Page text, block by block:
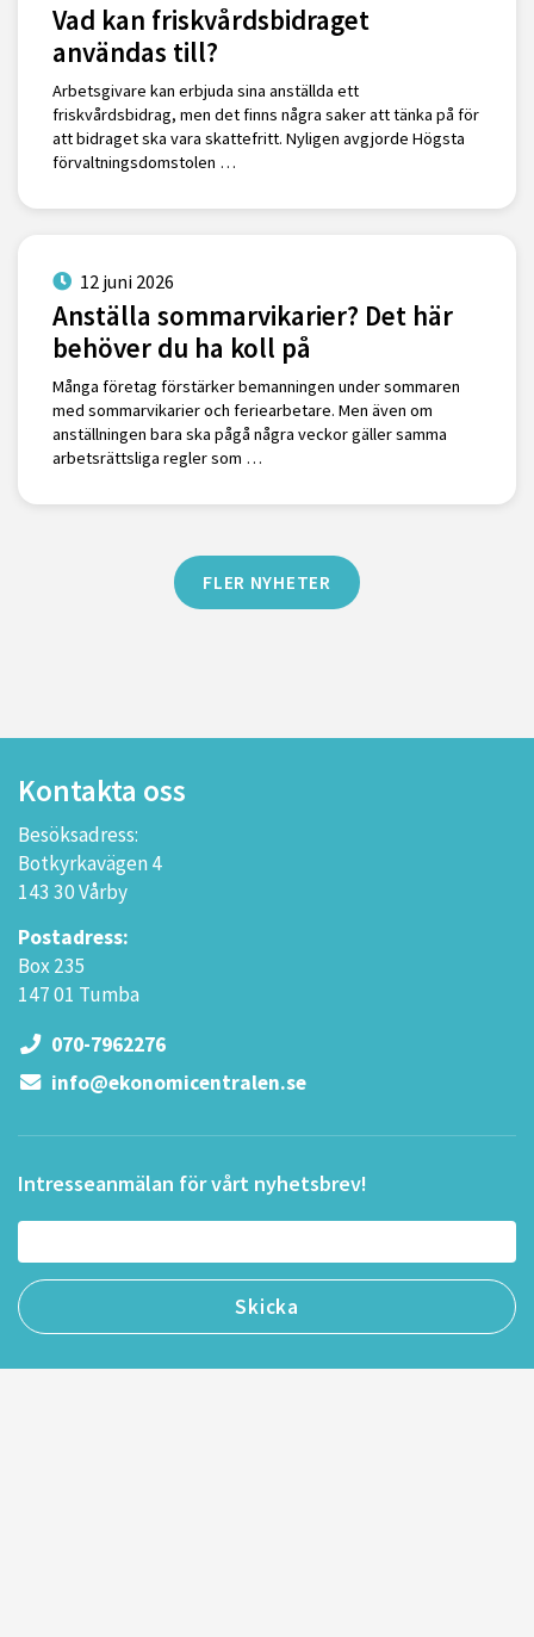
Vad kan friskvårdsbidraget
användas till?
Arbetsgivare kan erbjuda sina anställda ett
friskvårdsbidrag, men det finns några saker att tänka på för
att bidraget ska vara skattefritt. Nyligen avgjorde Högsta
förvaltningsdomstolen …
12 juni 2026
Anställa sommarvikarier? Det här
behöver du ha koll på
Många företag förstärker bemanningen under sommaren
med sommarvikarier och feriearbetare. Men även om
anställningen bara ska pågå några veckor gäller samma
arbetsrättsliga regler som …
FLER NYHETER
Kontakta oss
Besöksadress:
Botkyrkavägen 4
143 30 Vårby
Postadress:
Box 235
147 01 Tumba
070-7962276
info@ekonomicentralen.se
Intresseanmälan för vårt nyhetsbrev!